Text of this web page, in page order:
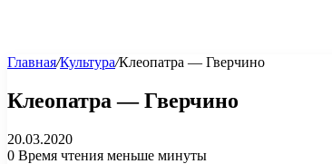
Главная/Культура/Клеопатра — Гверчино
Клеопатра — Гверчино
20.03.2020
0 Время чтения меньше минуты